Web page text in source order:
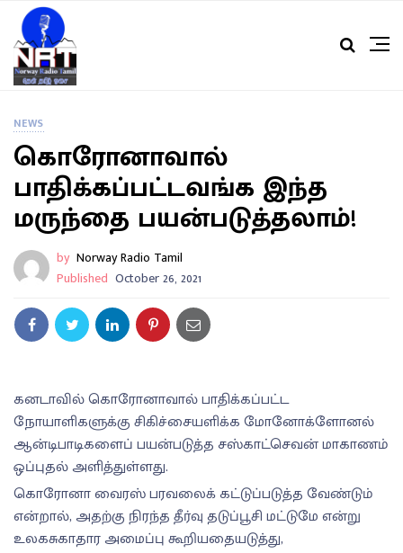
NEWS
கொரோனாவால்
பாதிக்கப்பட்டவங்க இந்த
மருந்தை பயன்படுத்தலாம்!
by Norway Radio Tamil
Published October 26, 2021
கனடாவில் கொரோனாவால் பாதிக்கப்பட்ட
நோயாளிகளுக்கு சிகிச்சையளிக்க மோனோக்ளோனல்
ஆன்டிபாடிகளைப் பயன்படுத்த சஸ்காட்செவன் மாகாணம்
ஒப்புதல் அளித்துள்ளது.
கொரோனா வைரஸ் பரவலைக் கட்டுப்படுத்த வேண்டும்
என்றால், அதற்கு நிரந்த தீர்வு தடுப்பூசி மட்டுமே என்று
உலகசுகாதார அமைப்பு கூறியதையடுத்து,